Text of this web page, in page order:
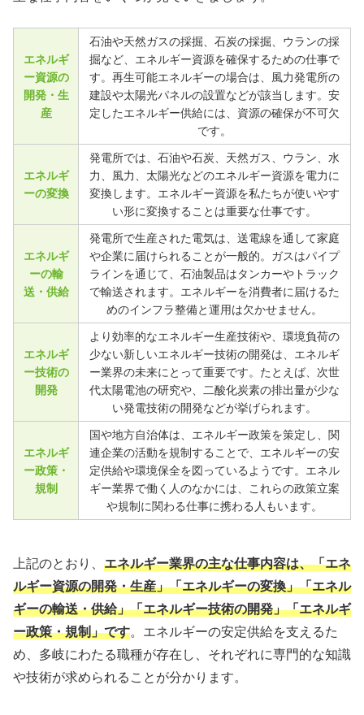
エネルギ
ー資源の
開発・生
産
石油や天然ガスの採掘、石炭の採掘、ウランの採
掘など、エネルギー資源を確保するための仕事で
す。再生可能エネルギーの場合は、風力発電所の
建設や太陽光パネルの設置などが該当します。安
定したエネルギー供給には、資源の確保が不可欠
です。
エネルギ
ーの変換
発電所では、石油や石炭、天然ガス、ウラン、水
力、風力、太陽光などのエネルギー資源を電力に
変換します。エネルギー資源を私たちが使いやす
い形に変換することは重要な仕事です。
エネルギ
ーの輸
送・供給
発電所で生産された電気は、送電線を通して家庭
や企業に届けられることが一般的。ガスはパイプ
ラインを通じて、石油製品はタンカーやトラック
で輸送されます。エネルギーを消費者に届けるた
めのインフラ整備と運用は欠かせません。
エネルギ
ー技術の
開発
より効率的なエネルギー生産技術や、環境負荷の
少ない新しいエネルギー技術の開発は、エネルギ
ー業界の未来にとって重要です。たとえば、次世
代太陽電池の研究や、二酸化炭素の排出量が少な
い発電技術の開発などが挙げられます。
エネルギ
ー政策・
規制
国や地方自治体は、エネルギー政策を策定し、関
連企業の活動を規制することで、エネルギーの安
定供給や環境保全を図っているようです。エネル
ギー業界で働く人のなかには、これらの政策立案
や規制に関わる仕事に携わる人もいます。
上記のとおり、 エネルギー業界の主な仕事内容は、「エネ
ルギー資源の開発・生産」「エネルギーの変換」「エネル
ギーの輸送・供給」「エネルギー技術の開発」「エネルギ
ー政策・規制」です。エネルギーの安定供給を支えるた
め、多岐にわたる職種が存在し、それぞれに専門的な知識
や技術が求められることが分かります。